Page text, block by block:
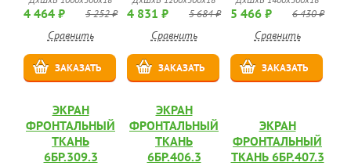
4 464 ₽ 5 252 ₽
Сравнить
ЗАКАЗАТЬ
4 831 ₽ 5 684 ₽
Сравнить
ЗАКАЗАТЬ
5 466 ₽ 6 430 ₽
Сравнить
ЗАКАЗАТЬ
ЭКРАН
ФРОНТАЛЬНЫЙ
ТКАНЬ
6БР.309.3
ЭКРАН
ФРОНТАЛЬНЫЙ
ТКАНЬ
6БР.406.3
ЭКРАН
ФРОНТАЛЬНЫЙ
ТКАНЬ 6БР.407.3